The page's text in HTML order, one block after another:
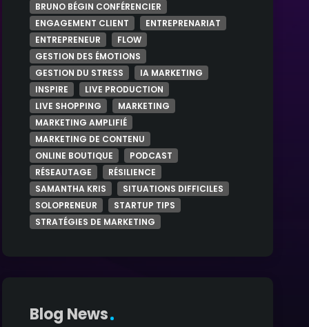
Santé
Technologie
BRUNO BÉGIN CONFÉRENCIER
ENGAGEMENT CLIENT
ENTREPRENARIAT
ENTREPRENEUR
FLOW
GESTION DES ÉMOTIONS
GESTION DU STRESS
IA MARKETING
INSPIRE
LIVE PRODUCTION
LIVE SHOPPING
MARKETING
MARKETING AMPLIFIÉ
MARKETING DE CONTENU
ONLINE BOUTIQUE
PODCAST
RÉSEAUTAGE
RÉSILIENCE
SAMANTHA KRIS
SITUATIONS DIFFICILES
SOLOPRENEUR
STARTUP TIPS
STRATÉGIES DE MARKETING
Blog News